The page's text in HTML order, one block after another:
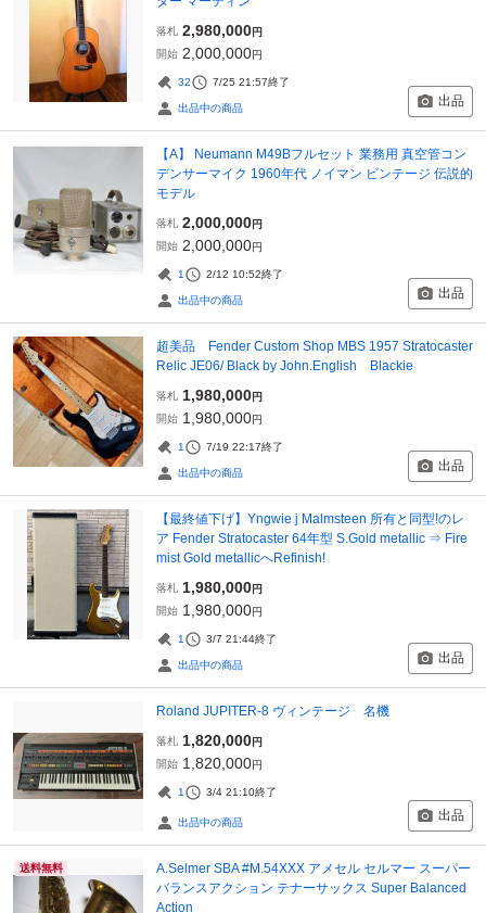
落札 2,980,000円
開始 2,000,000円
32 7/25 21:57終了
出品中の商品 出品
【A】 Neumann M49Bフルセット 業務用 真空管コン
デンサーマイク 1960年代 ノイマン ビンテージ 伝説的
モデル
落札 2,000,000円
開始 2,000,000円
1 2/12 10:52終了
出品中の商品 出品
超美品 Fender Custom Shop MBS 1957 Stratocaster
Relic JE06/ Black by John.English Blackie
落札 1,980,000円
開始 1,980,000円
1 7/19 22:17終了
出品中の商品 出品
【最終値下げ】Yngwie j Malmsteen 所有と同型!のレ
ア Fender Stratocaster 64年型 S.Gold metallic ⇒ Fire
mist Gold metallicへRefinish!
落札 1,980,000円
開始 1,980,000円
1 3/7 21:44終了
出品中の商品 出品
Roland JUPITER-8 ヴィンテージ 名機
落札 1,820,000円
開始 1,820,000円
1 3/4 21:10終了
出品中の商品 出品
送料無料
A.Selmer SBA #M.54XXX アメセル セルマー スーパー
バランスアクション テナーサックス Super Balanced
Action